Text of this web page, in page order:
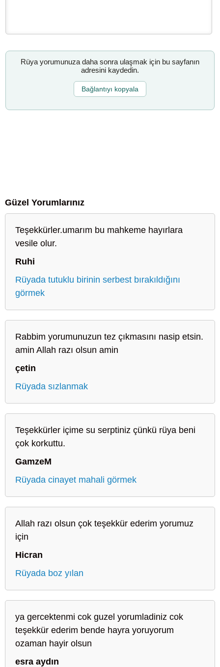
Rüya yorumunuza daha sonra ulaşmak için bu sayfanın
adresini kaydedin.
Bağlantıyı kopyala
Güzel Yorumlarınız
Teşekkürler.umarım bu mahkeme hayırlara
vesile olur.
Ruhi
Rüyada tutuklu birinin serbest bırakıldığını
görmek
Rabbim yorumunuzun tez çıkmasını nasip etsin.
amin Allah razı olsun amin
çetin
Rüyada sızlanmak
Teşekkürler içime su serptiniz çünkü rüya beni
çok korkuttu.
GamzeM
Rüyada cinayet mahali görmek
Allah razı olsun çok teşekkür ederim yorumuz
için
Hicran
Rüyada boz yılan
ya gercektenmi cok guzel yorumladiniz cok
teşekkür ederim bende hayra yoruyorum
ozaman hayir olsun
esra aydın